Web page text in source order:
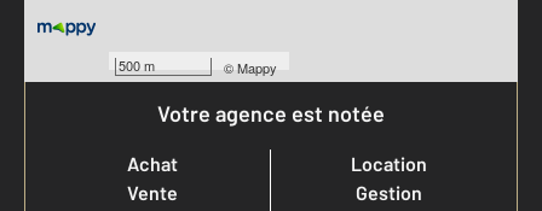
500 m ©Mappy
Votre agence est notée
Achat
Vente
Location
Gestion